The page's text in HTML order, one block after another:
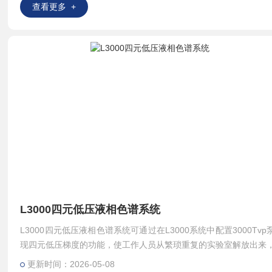
查看更多 +
L3000四元低压液相色谱系统
L3000四元低压液相色谱系统可通过在L3000系统中配置3000Tvp
现四元低压梯度的功能，使工作人员从繁琐重复的实验室解放出来
更高的自动化要求。系统采用优秀的Survey色谱工作站,全面实
更新时间：2026-05-08